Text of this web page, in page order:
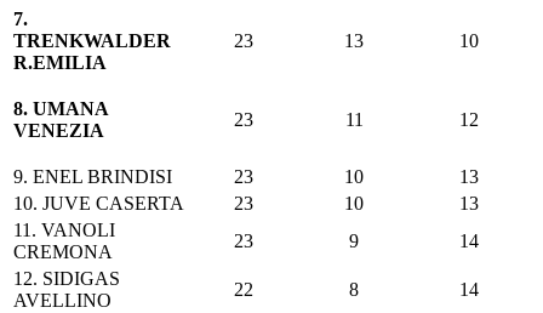
7.
TRENKWALDER
R.EMILIA
23 13 10
8. UMANA
VENEZIA
23 11 12
9. ENEL BRINDISI 23 10
13
10. JUVE CASERTA
23 10
13
11. VANOLI
CREMONA
23 9
14
12. SIDIGAS
AVELLINO
22 8
14